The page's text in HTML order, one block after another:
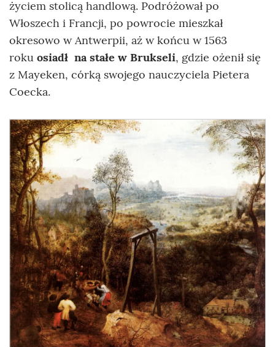
życiem stolicą handlową. Podróżował po
Włoszech i Francji, po powrocie mieszkał
okresowo w Antwerpii, aż w końcu w 1563
roku osiadł na stałe w Brukseli, gdzie ożenił się
z Mayeken, córką swojego nauczyciela Pietera
Coecka.